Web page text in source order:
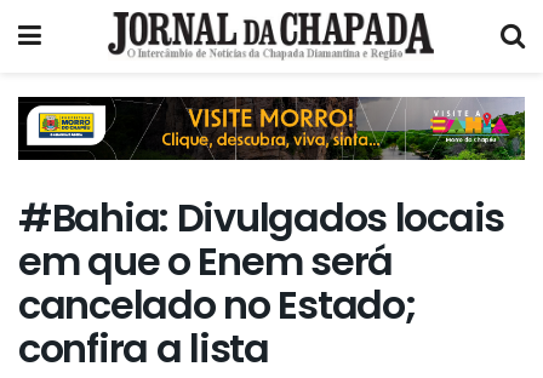
#Bahia: Divulgados locais
em que o Enem será
cancelado no Estado;
confira a lista